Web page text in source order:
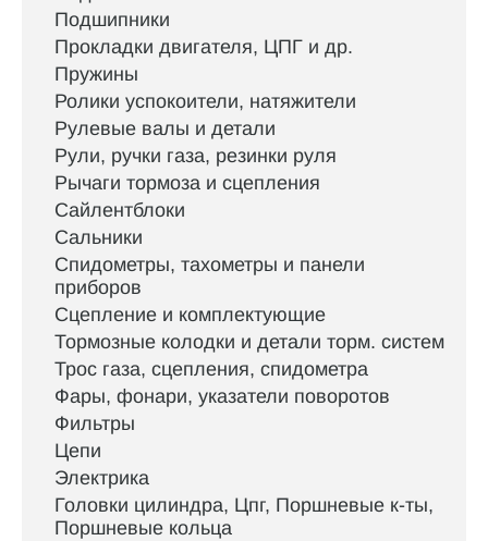
Подшипники
Прокладки двигателя, ЦПГ и др.
Пружины
Ролики успокоители, натяжители
Рулевые валы и детали
Рули, ручки газа, резинки руля
Рычаги тормоза и сцепления
Сайлентблоки
Сальники
Спидометры, тахометры и панели
приборов
Сцепление и комплектующие
Тормозные колодки и детали торм. систем
Трос газа, сцепления, спидометра
Фары, фонари, указатели поворотов
Фильтры
Цепи
Электрика
Головки цилиндра, Цпг, Поршневые к-ты,
Поршневые кольца